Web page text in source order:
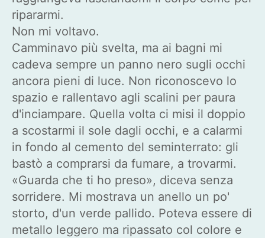
ripararmi.
Non mi voltavo.
Camminavo più svelta, ma ai bagni mi
cadeva sempre un panno nero sugli occhi
ancora pieni di luce. Non riconoscevo lo
spazio e rallentavo agli scalini per paura
d'inciampare. Quella volta ci misi il doppio
a scostarmi il sole dagli occhi, e a calarmi
in fondo al cemento del seminterrato: gli
bastò a comprarsi da fumare, a trovarmi.
«Guarda che ti ho preso», diceva senza
sorridere. Mi mostrava un anello un po'
storto, d'un verde pallido. Poteva essere di
metallo leggero ma ripassato col colore e